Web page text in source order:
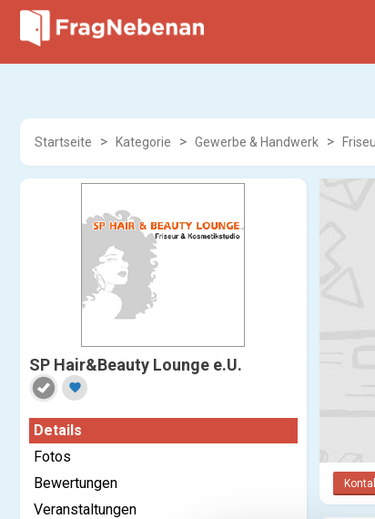
Startseite Kategorie Gewerbe & Handwerk
SP Hair&Beauty Lounge e.U.
favorite
Details
Fotos
Bewertungen
Veranstaltungen